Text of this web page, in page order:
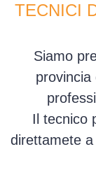
TECNICI
Siamo
provincia
Il tecnico
direttamete